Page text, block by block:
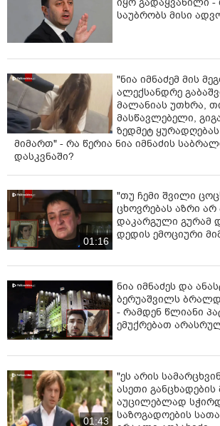
საუბრობს მისი
"ნია იმნაძემ მის
ალექსანდრე
მალანიას უთხრა,
მასწავლებელი,
ზედმეტ
მიმართ" - რა წერია ნია იმნაძის
დასკვნაში?
01:16
"თუ ჩემი შვილი
ცხოვრებას აზრი არ
დაკარგული გურამ
დედის ემოციური
ნია იმნაძეს და
ბერუაშვილს
- რამდენ წლიანი
ემუქრებათ
01:43
"ეს არის
ასეთი განცხადების
აუცილებლად
საზოგადოების